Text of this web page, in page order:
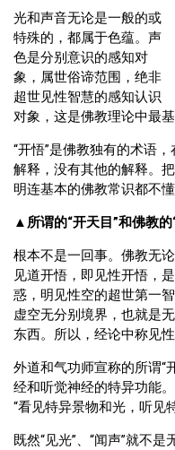
光和声音无论是一般的或
特殊的，都属于色蕴。声
色是分别意识的感知对
象，属世俗谛范围，绝非
超世见性智慧的感知认识
对象，这是佛教理论中最基
“开悟”是佛教独有的术语
解释，没有其他的解释。
明连基本的佛教常识都不懂
▲ 所谓的“开天目”和佛教
根本不是一回事。佛教无
见道开悟，即见性开悟，
惑，明见性空的超世第一
虚空无分别境界，也就是
东西。所以，经论中称见性
外道和气功师宣称的所谓“
经和听觉神经的特异功能
“看见特异景物和光，听见
既然“见光”、“闻声”就不